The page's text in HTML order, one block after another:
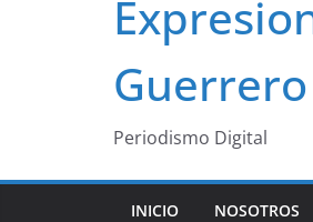
Guerrero
Periodismo Digital
INICIO NOSOTROS